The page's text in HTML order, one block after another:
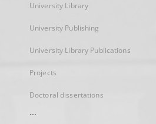
University Library
University Publishing
University Library Publications
Projects
Doctoral dissertations
...